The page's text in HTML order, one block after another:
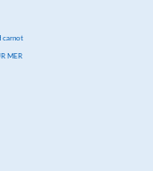
carnot
MER